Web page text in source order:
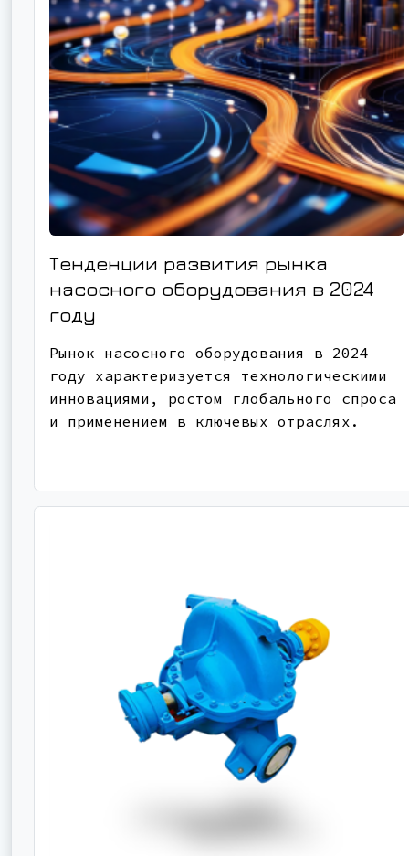
Тенденции развития рынка
насосного оборудования в 2024
году
Рынок насосного оборудования в 2024
году характеризуется технологическими
инновациями, ростом глобального спроса
и применением в ключевых отраслях.